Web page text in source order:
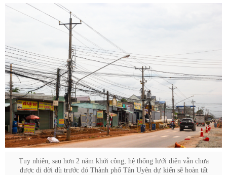
Tuy nhiên, sau hơn 2 năm khởi công, hệ thống lưới điện vẫn chưa
được di dời dù trước đó Thành phố Tân Uyên dự kiến sẽ hoàn tất